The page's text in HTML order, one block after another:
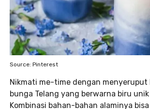
Source: Pinterest
Nikmati me-time dengan menyeruput
bunga Telang yang berwarna biru
Kombinasi bahan-bahan alaminya